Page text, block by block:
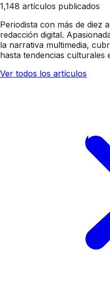
1,148 artículos publicados
Periodista con más de diez
redacción digital.
la narrativa multimedia,
hasta tendencias culturales
Ver todos los artículos